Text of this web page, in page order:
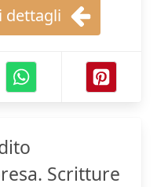
dettagli
Scritture